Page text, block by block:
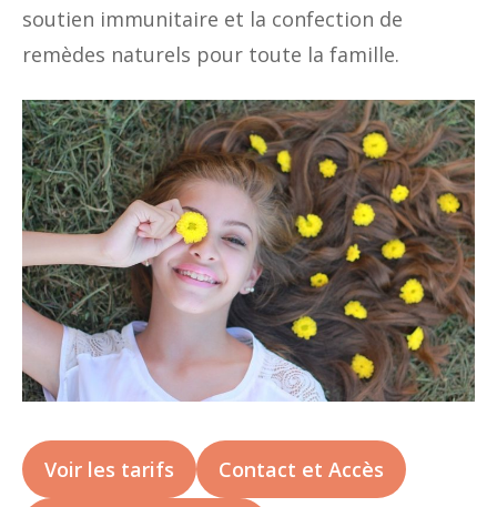
soutien immunitaire et la confection de
remèdes naturels pour toute la famille.
Voir les tarifs Contact et Accès